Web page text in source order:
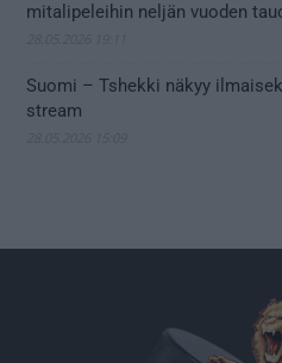
mitalipeleihin neljän vuoden
Suomi – Tshekki näkyy
stream